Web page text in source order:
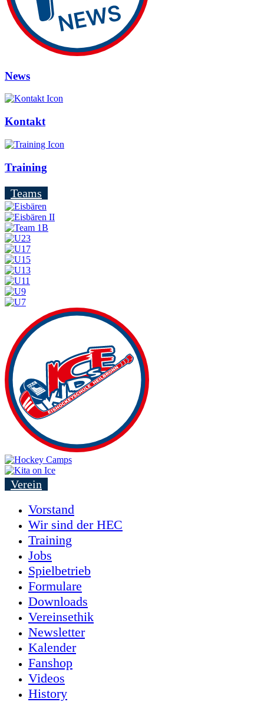
News
Kontakt
Training
Teams
Verein
Vorstand
Wir sind der HEC
Training
Jobs
Spielbetrieb
Formulare
Downloads
Vereinsethik
Newsletter
Kalender
Fanshop
Videos
History